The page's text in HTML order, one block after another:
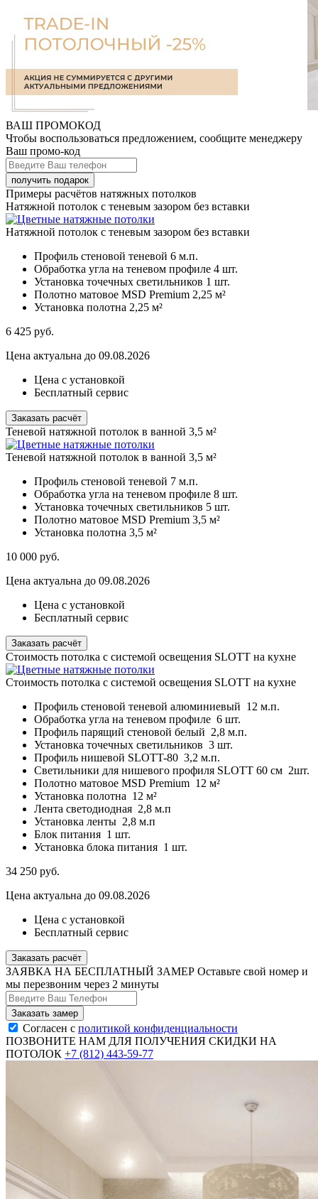
ВАШ ПРОМОКОД
Чтобы воспользоваться предложением, сообщите менеджеру
Ваш промо-код
Примеры расчётов натяжных потолков
Натяжной потолок с теневым зазором без вставки
Натяжной потолок с теневым зазором без вставки
Профиль стеновой теневой 6 м.п.
Обработка угла на теневом профиле 4 шт.
Установка точечных светильников 1 шт.
Полотно матовое MSD Premium 2,25 м²
Установка полотна 2,25 м²
6 425 руб.
Цена актуальна до 09.08.2026
Цена с установкой
Бесплатный сервис
Заказать расчёт
Теневой натяжной потолок в ванной 3,5 м²
Теневой натяжной потолок в ванной 3,5 м²
Профиль стеновой теневой 7 м.п.
Обработка угла на теневом профиле 8 шт.
Установка точечных светильников 5 шт.
Полотно матовое MSD Premium 3,5 м²
Установка полотна 3,5 м²
10 000 руб.
Цена актуальна до 09.08.2026
Цена с установкой
Бесплатный сервис
Заказать расчёт
Стоимость потолка с системой освещения SLOTT на кухне
Стоимость потолка с системой освещения SLOTT на кухне
Профиль стеновой теневой алюминиевый 12 м.п.
Обработка угла на теневом профиле 6 шт.
Профиль парящий стеновой белый 2,8 м.п.
Установка точечных светильников 3 шт.
Профиль нишевой SLOTT-80 3,2 м.п.
Светильники для нишевого профиля SLOTT 60 см 2шт.
Полотно матовое MSD Premium 12 м²
Установка полотна 12 м²
Лента светодиодная 2,8 м.п
Установка ленты 2,8 м.п
Блок питания 1 шт.
Установка блока питания 1 шт.
34 250 руб.
Цена актуальна до 09.08.2026
Цена с установкой
Бесплатный сервис
Заказать расчёт
ЗАЯВКА НА БЕСПЛАТНЫЙ ЗАМЕР Оставьте свой номер и
мы перезвоним через 2 минуты
Согласен с политикой конфиденциальности
ПОЗВОНИТЕ НАМ ДЛЯ ПОЛУЧЕНИЯ СКИДКИ НА
ПОТОЛОК +7 (812) 443-59-77